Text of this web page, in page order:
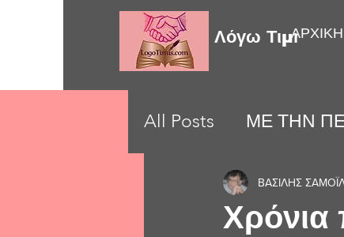
Λόγω ΤιμήςΑΡΧΙΚΗ
All Posts ΜΕ ΤΗΝ
LOVE MOMENTS
Χρόνια
ΒΑΣΙΛΗΣ